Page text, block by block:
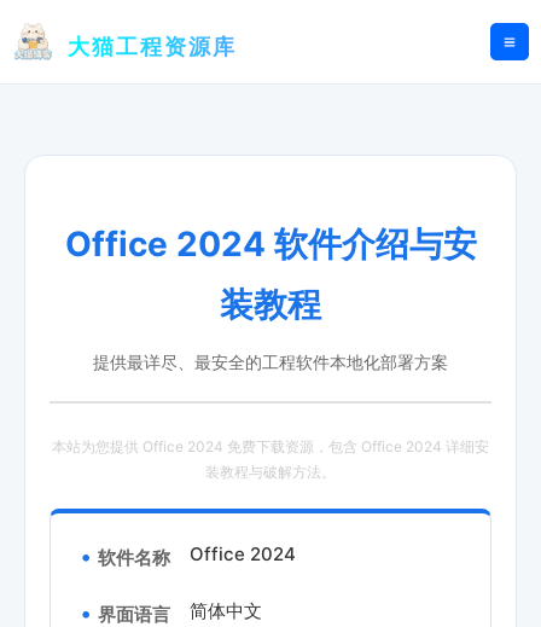
大猫工程资源库
Office 2024 软件介绍与安
装教程
提供最详尽、最安全的工程软件本地化部署方案
本站为您提供 Office 2024 免费下载资源，包含 Office 2024 详细安
装教程与破解方法。
软件名称 Office 2024
界面语言 简体中文